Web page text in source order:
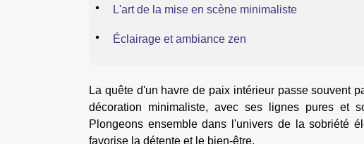
L'art de la mise en scène minimaliste
Éclairage et ambiance zen
La quête d'un havre de paix intérieur passe souvent
décoration minimaliste, avec ses lignes pures et
Plongeons ensemble dans l'univers de la sobriété
favorise la détente et le bien-être.